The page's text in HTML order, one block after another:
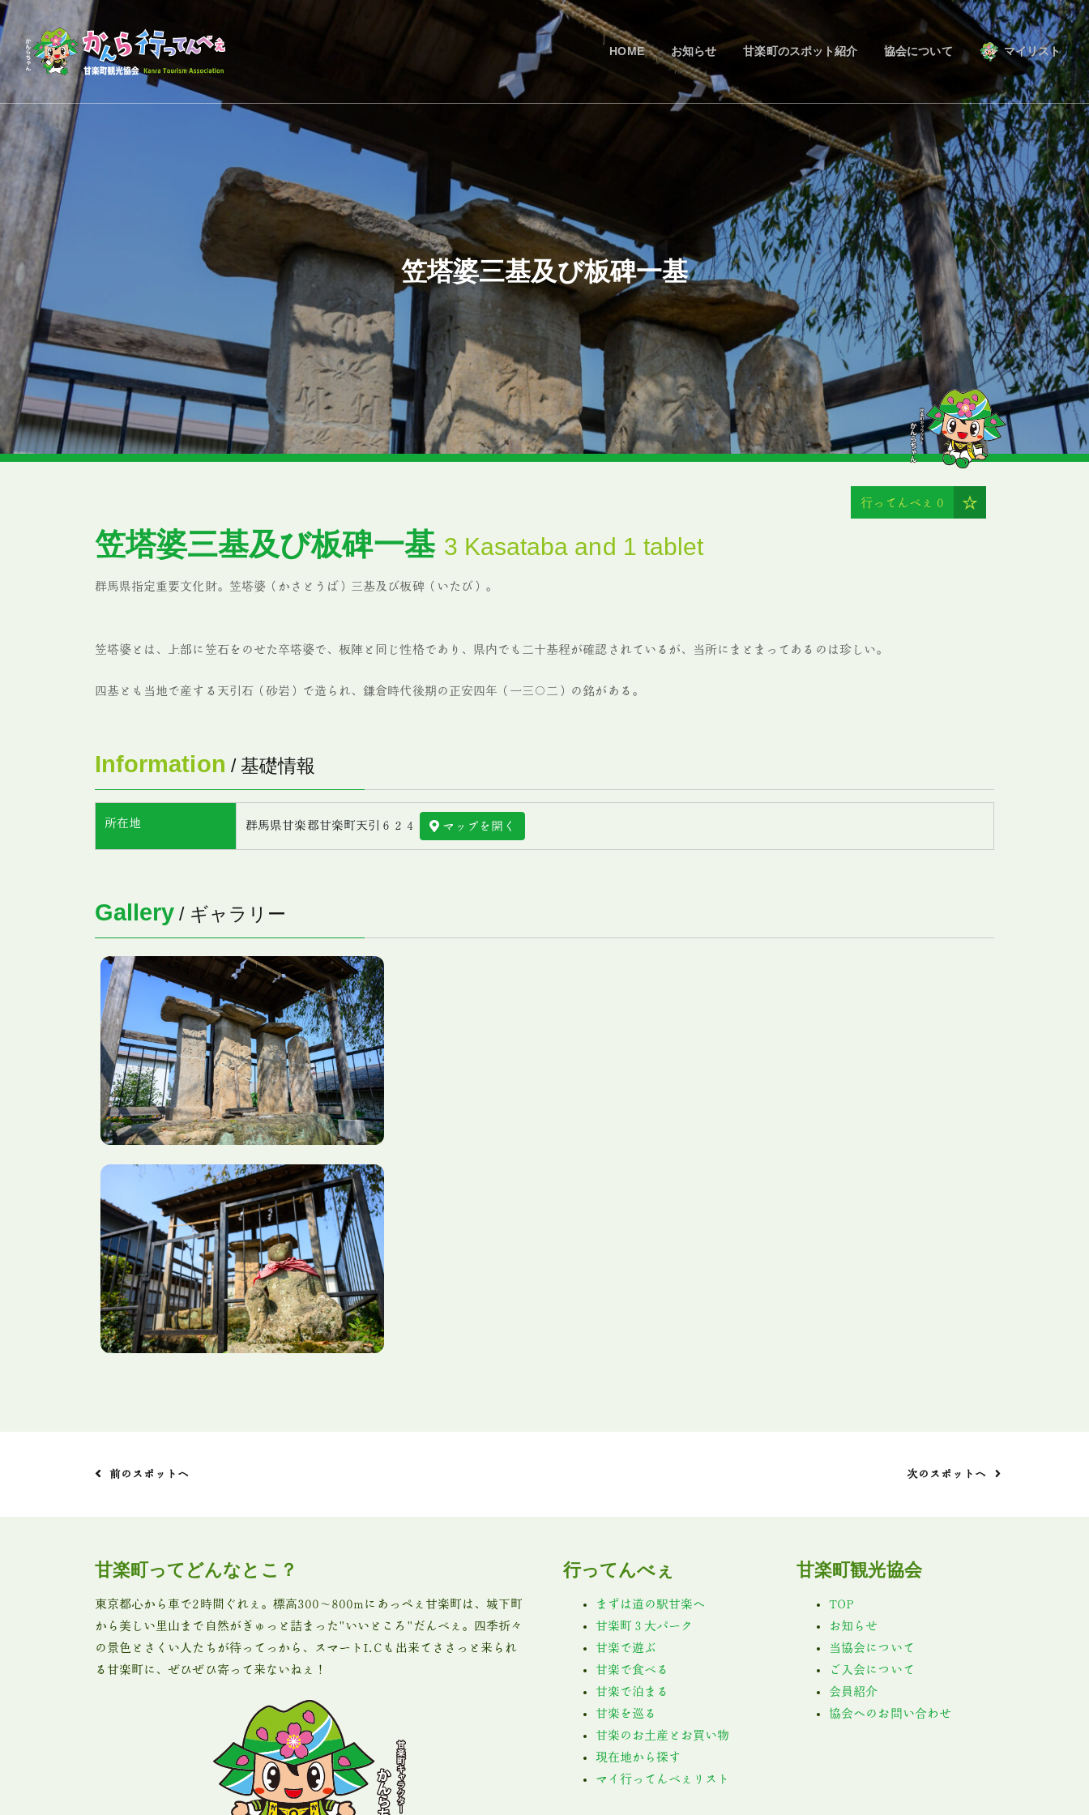
HOME お知らせ 甘楽町のスポット紹介 協会について マイリスト
笠塔婆三基及び板碑一基
笠塔婆三基及び板碑一基 3 Kasataba and 1 tablet
行ってんべぇ 0
群馬県指定重要文化財。笠塔婆（かさとうば）三基及び板碑（いたび）。
笠塔婆とは、上部に笠石をのせた卒塔婆で、板陣と同じ性格であり、県内でも二十基程が確認されているが、当所にまとまってあるのは珍しい。
四基とも当地で産する天引石（砂岩）で造られ、鎌倉時代後期の正安四年（一三〇二）の銘がある。
Information / 基礎情報
所在地 群馬県甘楽郡甘楽町天引６２４ マップを開く
Gallery / ギャラリー
前のスポットへ 次のスポットへ
甘楽町ってどんなとこ？
東京都心から車で2時間ぐれぇ。標高300〜800mにあっぺぇ甘楽町は、城下町
から美しい里山まで自然がぎゅっと詰まった"いいところ"だんべぇ。四季折々
の景色とさくい人たちが待ってっから、スマートI.Cも出来てささっと来られ
る甘楽町に、ぜひぜひ寄って来ないねぇ！
行ってんべぇ
まずは道の駅甘楽へ
甘楽町３大パーク
甘楽で遊ぶ
甘楽で食べる
甘楽で泊まる
甘楽を巡る
甘楽のお土産とお買い物
現在地から探す
マイ行ってんべぇリスト
甘楽町観光協会
TOP
お知らせ
当協会について
ご入会について
会員紹介
協会へのお問い合わせ